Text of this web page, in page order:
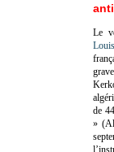
Le
de
»